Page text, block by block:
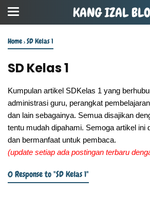
KANG IZAL
Home›SD Kelas 1
SD Kelas 1
Kumpulan artikel SDKelas 1 yang
administrasi guru, perangkat
dan lain sebagainya. Semua disajikan
tentu mudah dipahami. Semoga artikel ini
dan bermanfaat untuk pembaca.
(update setiap ada postingan terbaru
0 Response to "SD Kelas 1"